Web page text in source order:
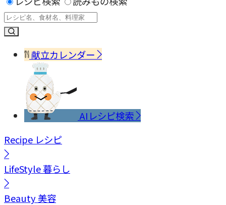
献立カレンダー
AIレシピ検索
Recipe レシピ
LifeStyle暮らし
Beauty美容